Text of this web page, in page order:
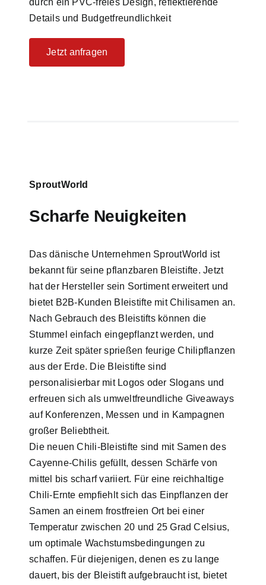
durch ein PVC-freies Design, reflektierende
Details und Budgetfreundlichkeit
Jetzt anfragen
SproutWorld
Scharfe Neuigkeiten
Das dänische Unternehmen SproutWorld ist
bekannt für seine pflanzbaren Bleistifte. Jetzt
hat der Hersteller sein Sortiment erweitert und
bietet B2B-Kunden Bleistifte mit Chilisamen an.
Nach Gebrauch des Bleistifts können die
Stummel einfach eingepflanzt werden, und
kurze Zeit später sprießen feurige Chilipflanzen
aus der Erde. Die Bleistifte sind
personalisierbar mit Logos oder Slogans und
erfreuen sich als umweltfreundliche Giveaways
auf Konferenzen, Messen und in Kampagnen
großer Beliebtheit.
Die neuen Chili-Bleistifte sind mit Samen des
Cayenne-Chilis gefüllt, dessen Schärfe von
mittel bis scharf variiert. Für eine reichhaltige
Chili-Ernte empfiehlt sich das Einpflanzen der
Samen an einem frostfreien Ort bei einer
Temperatur zwischen 20 und 25 Grad Celsius,
um optimale Wachstumsbedingungen zu
schaffen. Für diejenigen, denen es zu lange
dauert, bis der Bleistift aufgebraucht ist, bietet